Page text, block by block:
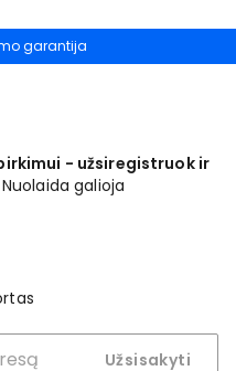
garantija
- užsiregistruok ir
Nuolaida galioja
Užsisakyti